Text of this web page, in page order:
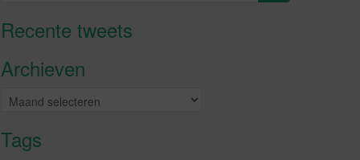
Recente tweetsKlik om marketing cookies te
Archieven
Archieven
Tags